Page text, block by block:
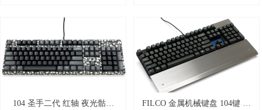
列」二代
颜色： 夜光骷髅
特性： 英语ASCII配列 + Cherry
茶轴 + N-key rollover全键无冲
突 + 全新二代
颜色： 夜光骷髅
特性： 英语ASCII配列 + Cherry
青轴 + N-key rollover全键无冲
突 + 全新二代
104 圣手二代 红轴 夜光骷髅
FILCO 金属机械键盘 104键 钢